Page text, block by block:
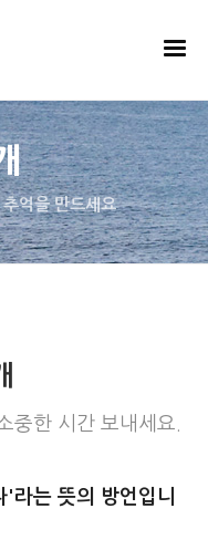
억을 만드세요
중한 시간 보내세요.
는 뜻의 방언입니